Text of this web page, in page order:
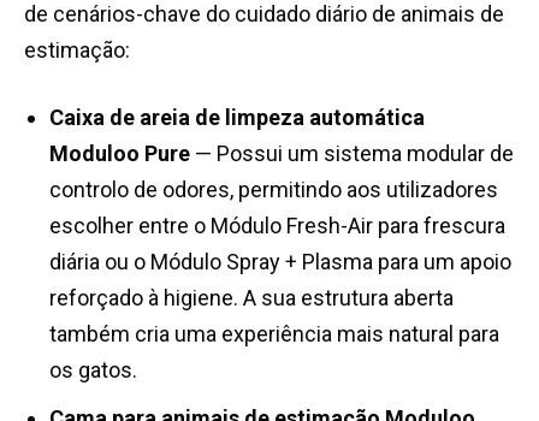
de cenários-chave do cuidado diário de animais de
estimação:
Caixa de areia de limpeza automática
Moduloo Pure — Possui um sistema modular de
controlo de odores, permitindo aos utilizadores
escolher entre o Módulo Fresh-Air para frescura
diária ou o Módulo Spray + Plasma para um apoio
reforçado à higiene. A sua estrutura aberta
também cria uma experiência mais natural para
os gatos.